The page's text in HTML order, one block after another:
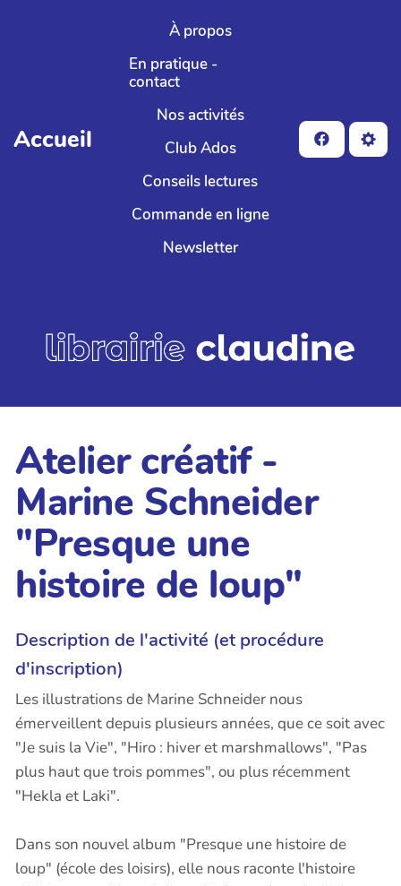
Aller au contenu principal
Accueil
À propos
En pratique -
contact
Nos activités
Club Ados
Conseils lectures
Commande en ligne
Newsletter
Atelier créatif -
Marine Schneider
"Presque une
histoire de loup"
Description de l'activité (et procédure
d'inscription)
Les illustrations de Marine Schneider nous
émerveillent depuis plusieurs années, que ce soit avec
"Je suis la Vie", "Hiro : hiver et marshmallows", "Pas
plus haut que trois pommes", ou plus récemment
"Hekla et Laki".
Dans son nouvel album "Presque une histoire de
loup" (école des loisirs), elle nous raconte l'histoire